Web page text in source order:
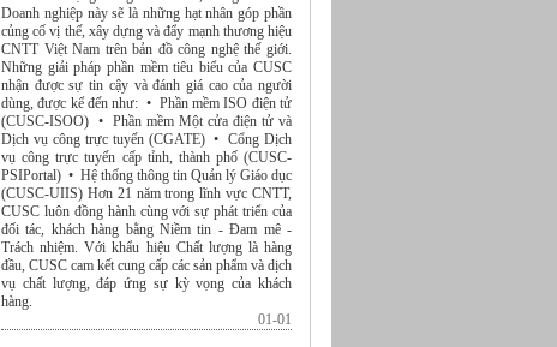
Doanh nghiệp này sẽ là những hạt nhân góp phần
củng cố vị thế, xây dựng và đẩy mạnh thương hiệu
CNTT Việt Nam trên bản đồ công nghệ thế giới.
Những giải pháp phần mềm tiêu biểu của CUSC
nhận được sự tin cậy và đánh giá cao của người
dùng, được kể đến như: • Phần mềm ISO điện tử
(CUSC-ISOO) • Phần mềm Một cửa điện tử và
Dịch vụ công trực tuyến (CGATE) • Cổng Dịch
vụ công trực tuyến cấp tỉnh, thành phố (CUSC-
PSIPortal) • Hệ thống thông tin Quản lý Giáo dục
(CUSC-UIIS) Hơn 21 năm trong lĩnh vực CNTT,
CUSC luôn đồng hành cùng với sự phát triển của
đối tác, khách hàng bằng Niềm tin - Đam mê -
Trách nhiệm. Với khẩu hiệu Chất lượng là hàng
đầu, CUSC cam kết cung cấp các sản phẩm và dịch
vụ chất lượng, đáp ứng sự kỳ vọng của khách
hàng.
01-01